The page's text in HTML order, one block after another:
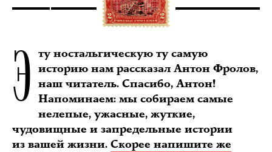
Э ту ностальгическую ту самую
историю нам рассказал Антон Фролов,
наш читатель. Спасибо, Антон!
Напоминаем: мы собираем самые
нелепые, ужасные, жуткие,
чудовищные и запредельные истории
из вашей жизни. Скорее напишите же